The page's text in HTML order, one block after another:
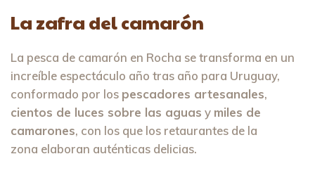
La zafra del camarón
La pesca de camarón en Rocha se transforma en un
increíble espectáculo año tras año para Uruguay,
conformado por los pescadores artesanales,
cientos de luces sobre las aguas y miles de
camarones, con los que los retaurantes de la
zona elaboran auténticas delicias.